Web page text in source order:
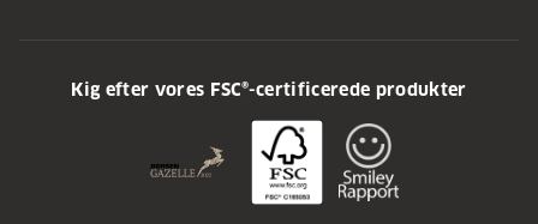
Kig efter vores FSC®-certificerede produkter